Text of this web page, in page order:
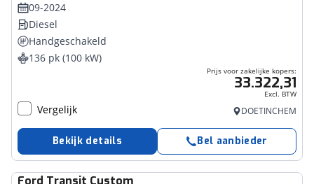
09-2024
Diesel
Handgeschakeld
136 pk (100 kW)
Prijs voor zakelijke kopers:
33.322,31
Excl. BTW
Vergelijk DOETINCHEM
Bekijk details Bel aanbieder
Ford Transit Custom